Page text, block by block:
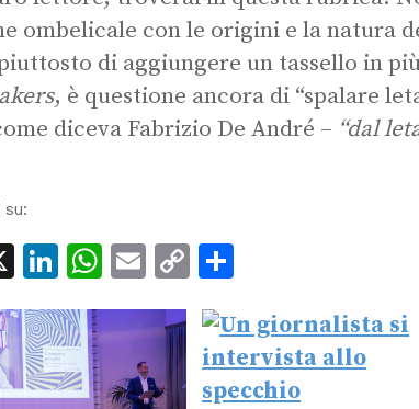
ombelicale con le origini e la natura
di aggiungere un tassello in
, è questione ancora di “spalare
diceva Fabrizio De André – “dal
su:
X LinkedIn
WhatsApp
Email
Copy